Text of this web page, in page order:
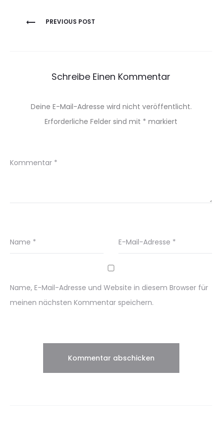
Beitragsnavigation
PREVIOUS POST
Schreibe Einen Kommentar
Deine E-Mail-Adresse wird nicht veröffentlicht.
Erforderliche Felder sind mit * markiert
Kommentar *
Name * E-Mail-Adresse *
Name, E-Mail-Adresse und Website in diesem Browser für
meinen nächsten Kommentar speichern.